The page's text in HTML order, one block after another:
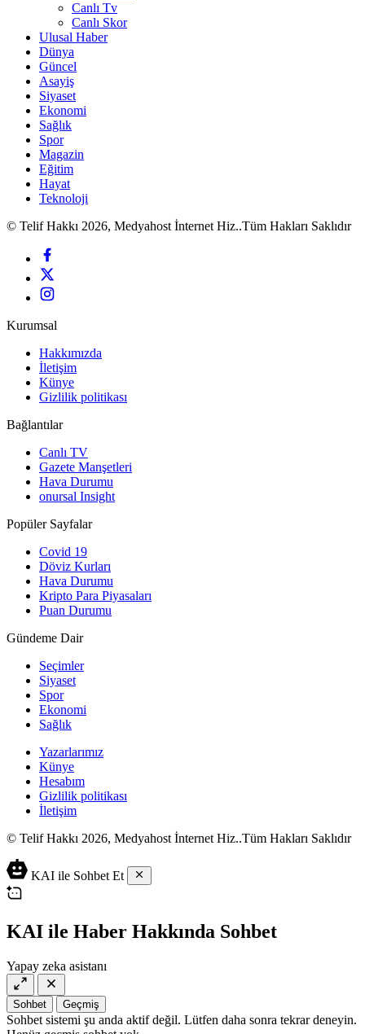
Canlı Tv
Canlı Skor
Ulusal Haber
Dünya
Güncel
Asayiş
Siyaset
Ekonomi
Sağlık
Spor
Magazin
Eğitim
Hayat
Teknoloji
© Telif Hakkı 2026, Medyahost İnternet Hiz..Tüm Hakları Saklıdır
Kurumsal
Hakkımızda
İletişim
Künye
Gizlilik politikası
Bağlantılar
Canlı TV
Gazete Manşetleri
Hava Durumu
onursal Insight
Popüler Sayfalar
Covid 19
Döviz Kurları
Hava Durumu
Kripto Para Piyasaları
Puan Durumu
Gündeme Dair
Seçimler
Siyaset
Spor
Ekonomi
Sağlık
Yazarlarımız
Künye
Hesabım
Gizlilik politikası
İletişim
© Telif Hakkı 2026, Medyahost İnternet Hiz..Tüm Hakları Saklıdır
casino
siteleri
casino
2023
lordcasino
canlı
casino
siteleri
iyi
casino
vdcasino
vdcasino
giriş
vdcasino
resmi
ev
yapımı
salça
KAI ile Sohbet Et
KAI ile Haber Hakkında Sohbet
Yapay zeka asistanı
Sohbet Geçmiş
Sohbet sistemi şu anda aktif değil. Lütfen daha sonra tekrar deneyin.